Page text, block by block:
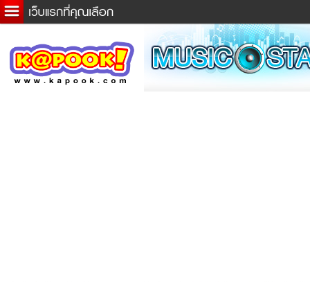
ข่าวด่วน
ละคร